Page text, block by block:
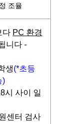
조율
다 PC 환경
니다 -
생(*초등
)
시 사이 일
센터 검사